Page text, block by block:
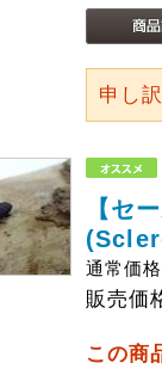
申し
【セ
通常価
販売価
この商